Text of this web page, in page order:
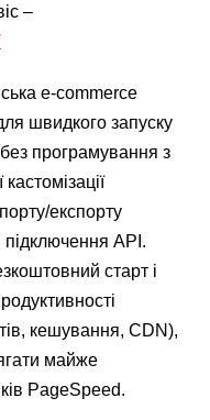
–
e-commerce
швидкого запуску
програмування з
експорту
підключення API.
старт і
кешування, CDN),
майже
PageSpeed.